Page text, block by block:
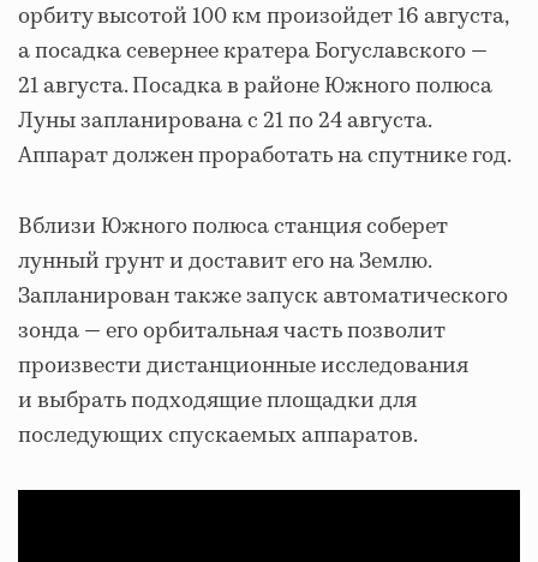
орбиту высотой 100 км произойдет 16 августа,
а посадка севернее кратера Богуславского —
21 августа. Посадка в районе Южного полюса
Луны запланирована с 21 по 24 августа.
Аппарат должен проработать на спутнике год.
Вблизи Южного полюса станция соберет
лунный грунт и доставит его на Землю.
Запланирован также запуск автоматического
зонда — его орбитальная часть позволит
произвести дистанционные исследования
и выбрать подходящие площадки для
последующих спускаемых аппаратов.